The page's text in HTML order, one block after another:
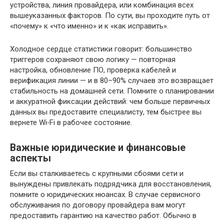
устройства, линия провайдера, или комбинация всех
вышеуказанных факторов. По сути, вы проходите путь от
«почему» к «что именно» и к «как исправить».
Холодное сердце статистики говорит: большинство
триггеров сохраняют свою логику — повторная
настройка, обновление ПО, проверка кабелей и
верификация линии — и в 80–90% случаев это возвращает
стабильность на домашней сети. Помните о планировании
и аккуратной фиксации действий: чем больше первичных
данных вы предоставите специалисту, тем быстрее вы
вернете Wi‑Fi в рабочее состояние.
Важные юридические и финансовые
аспекты
Если вы сталкиваетесь с крупными сбоями сети и
вынуждены привлекать подрядчика для восстановления,
помните о юридических нюансах. В случае сервисного
обслуживания по договору провайдера вам могут
предоставить гарантию на качество работ. Обычно в